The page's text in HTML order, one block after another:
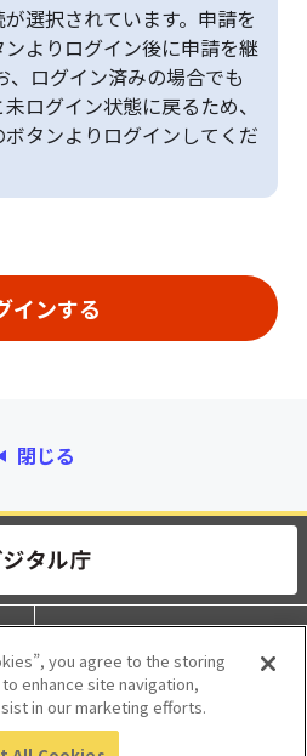
選択されています。申請を
よりログイン後に申請を継
、ログイン済みの場合でも
ログイン状態に戻るため、
タンよりログインしてくだ
閉じる
個人情報保護
アクセシビリティ
you agree to the storing
enhance site navigation,
in our marketing efforts.